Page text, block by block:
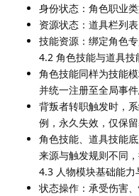
身份状态：角色职业
资源状态：道具栏列
技能资源：绑定角色
4.2 角色技能与道具技
角色技能同样为技能
并统一注册至全局事件
背叛者转职触发时，
例，永久失效，仅保
角色技能、道具技能
来源与触发规则不同
4.3 人物模块基础能力
状态操作：承受伤害